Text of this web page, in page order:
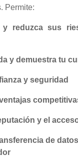
Permite:
y reduzca sus
y demuestra tu
y seguridad
y el
de